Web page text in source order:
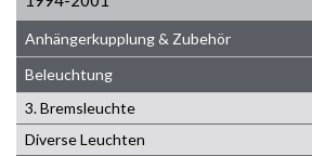
Anhängerkupplung & Zubehör
Beleuchtung
3. Bremsleuchte
Diverse Leuchten